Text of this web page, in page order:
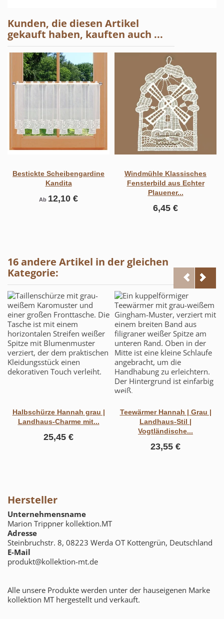
Kunden, die diesen Artikel
gekauft haben, kauften auch ...
Bestickte Scheibengardine
Kandita
Ab 12,10 €
Windmühle Klassisches
Fensterbild aus Echter
Plauener...
6,45 €
16 andere Artikel in der gleichen
Kategorie:
Halbschürze Hannah grau |
Landhaus-Charme mit...
25,45 €
Teewärmer Hannah | Grau |
Landhaus-Stil |
Vogtländische...
23,55 €
Hersteller
Unternehmensname
Marion Trippner kollektion.MT
Adresse
Steinbruchstr. 8, 08223 Werda OT Kottengrün, Deutschland
E-Mail
produkt@kollektion-mt.de
Alle unsere Produkte werden unter der hauseigenen Marke
kollektion MT hergestellt und verkauft.